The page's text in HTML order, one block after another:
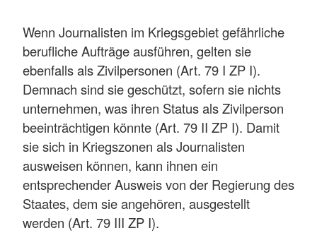
Wenn Journalisten im Kriegsgebiet gefährliche
berufliche Aufträge ausführen, gelten sie
ebenfalls als Zivilpersonen (Art. 79 I ZP I).
Demnach sind sie geschützt, sofern sie nichts
unternehmen, was ihren Status als Zivilperson
beeinträchtigen könnte (Art. 79 II ZP I). Damit
sie sich in Kriegszonen als Journalisten
ausweisen können, kann ihnen ein
entsprechender Ausweis von der Regierung des
Staates, dem sie angehören, ausgestellt
werden (Art. 79 III ZP I).